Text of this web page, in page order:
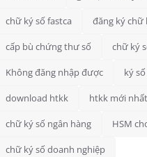
chữ ký số fastca đăng ký chữ
cấp bù chứng thư số chữ ký
Không đăng nhập được ký
download htkk htkk mới nhất
chữ ký số ngân hàng HSM
chữ ký số doanh nghiệp